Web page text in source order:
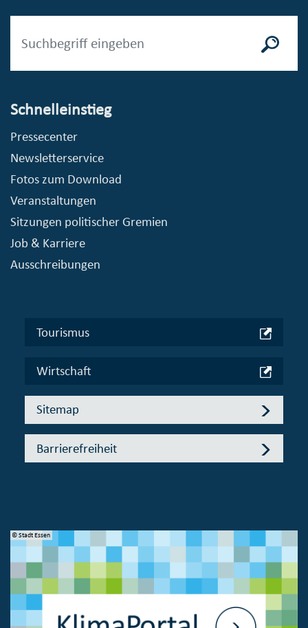
Schnelleinstieg
Pressecenter
Newsletterservice
Fotos zum Download
Veranstaltungen
Sitzungen politischer Gremien
Job & Karriere
Ausschreibungen
Tourismus
Wirtschaft
Sitemap
Barrierefreiheit
© Stadt Essen